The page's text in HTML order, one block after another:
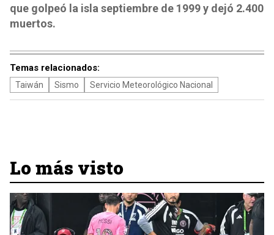
que golpeó la isla septiembre de 1999 y dejó 2.400
muertos.
Temas relacionados:
Taiwán Sismo Servicio Meteorológico Nacional
Lo más visto